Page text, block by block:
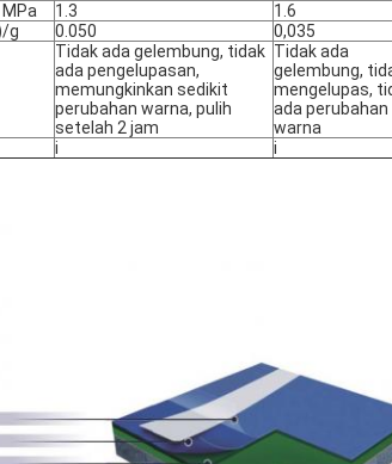
1.3
1.6
g 0.050 0,035
Tidak ada gelembung, tidak
ada pengelupasan,
memungkinkan sedikit
perubahan warna, pulih
setelah 2 jam
Tidak ada
gelembung,
mengelupas,
ada perubahan
warna
ⅰ ⅰ